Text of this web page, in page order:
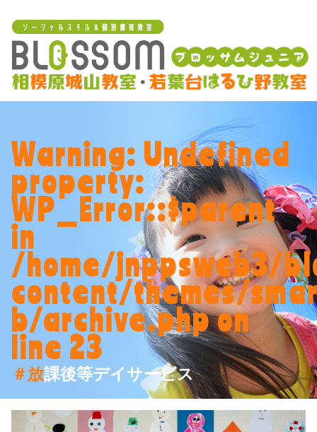
Warning: Undefined
property:
WP_Error::$parent
in
/home/jnppsweb3/
content/themes/
b/archive.phpon
line 23
＃放課後等デイサービス